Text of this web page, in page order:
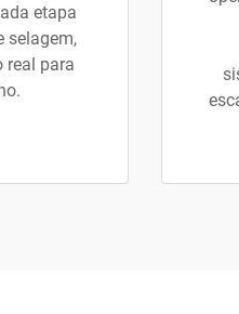
etapa
selagem,
real para